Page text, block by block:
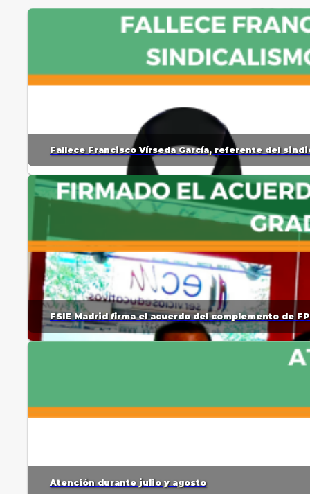
Fallece Francisco Vírseda García, referente del
FSIE Madrid firma el acuerdo del complemento de
Atención durante julio y agosto